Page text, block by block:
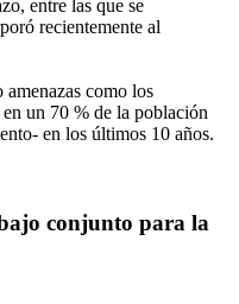
entre las que se
recientemente al
como los
un 70 % de la población
en los últimos 10 años.
conjunto para la